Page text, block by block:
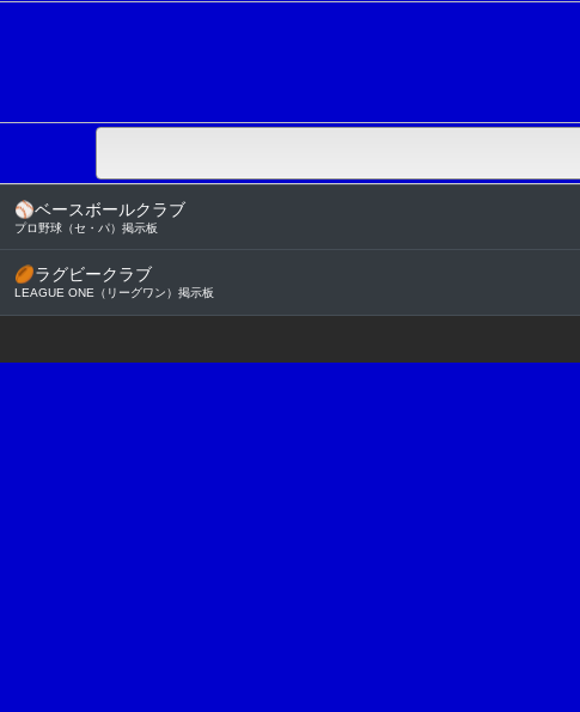
⚾ベースボールクラブ
プロ野球（セ・パ）掲示板
🏉ラグビークラブ
LEAGUE ONE（リーグワン）掲示板